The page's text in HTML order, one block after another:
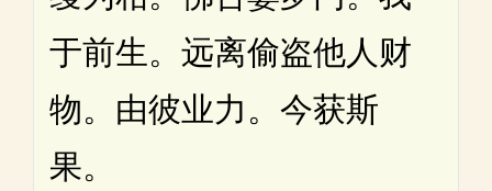
于前生。远离偷盗他人财
物。由彼业力。今获斯
果。